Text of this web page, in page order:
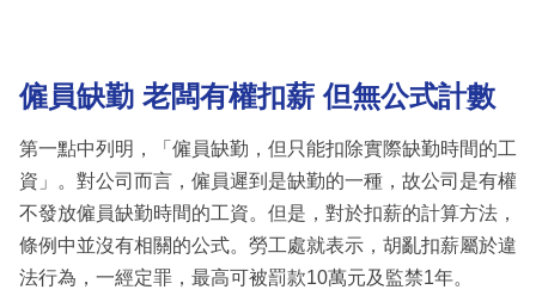
僱員缺勤 老闆有權扣薪 但無公式計數
第一點中列明，「僱員缺勤，但只能扣除實際缺勤時間的工
資」。對公司而言，僱員遲到是缺勤的一種，故公司是有權
不發放僱員缺勤時間的工資。但是，對於扣薪的計算方法，
條例中並沒有相關的公式。勞工處就表示，胡亂扣薪屬於違
法行為，一經定罪，最高可被罰款10萬元及監禁1年。